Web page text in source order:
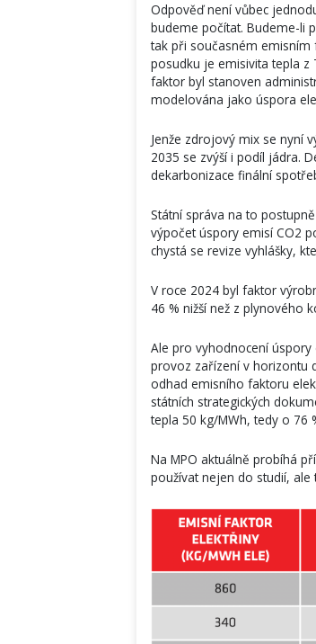
Odpověď není vůbec
budeme počítat. Budeme-li
tak při současném emisním
posudku je emisivita tepla z
faktor byl stanoven
modelována jako úspora
Jenže zdrojový mix se nyní
2035 se zvýší i podíl jádra.
dekarbonizace finální
Státní správa na to
výpočet úspory emisí CO2
chystá se revize vyhlášky,
V roce 2024 byl faktor
46 % nižší než z plynového
Ale pro vyhodnocení
provoz zařízení v horizontu
odhad emisního faktoru
státních strategických
tepla 50 kg/MWh, tedy o 76
Na MPO aktuálně probíhá
používat nejen do studií,